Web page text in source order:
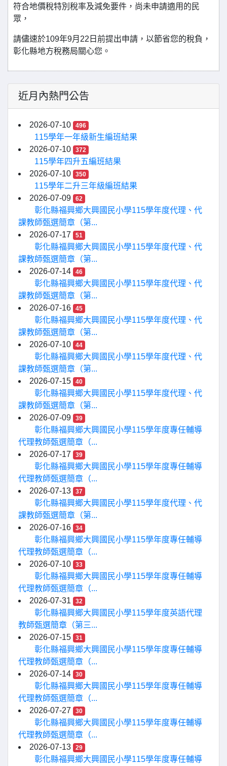
符合地價稅特別稅率及減免要件，尚未申請適用的民
眾，
請儘速於109年9月22日前提出申請，以節省您的稅負，
彰化縣地方稅務局關心您。
近月內熱門公告
2026-07-10 496
115學年一年級新生編班結果
2026-07-10
372
115學年四升五編班結果
2026-07-10
350
115學年二升三年級編班結果
2026-07-09
62
彰化縣福興鄉大興國民小學115學年度代理、代
課教師甄選簡章（第...
2026-07-17
51
彰化縣福興鄉大興國民小學115學年度代理、代
課教師甄選簡章（第...
2026-07-14
46
彰化縣福興鄉大興國民小學115學年度代理、代
課教師甄選簡章（第...
2026-07-16
45
彰化縣福興鄉大興國民小學115學年度代理、代
課教師甄選簡章（第...
2026-07-10
44
彰化縣福興鄉大興國民小學115學年度代理、代
課教師甄選簡章（第...
2026-07-15
40
彰化縣福興鄉大興國民小學115學年度代理、代
課教師甄選簡章（第...
2026-07-09
39
彰化縣福興鄉大興國民小學115學年度專任輔導
代理教師甄選簡章（...
2026-07-17
39
彰化縣福興鄉大興國民小學115學年度專任輔導
代理教師甄選簡章（...
2026-07-13
37
彰化縣福興鄉大興國民小學115學年度代理、代
課教師甄選簡章（第...
2026-07-16
34
彰化縣福興鄉大興國民小學115學年度專任輔導
代理教師甄選簡章（...
2026-07-10
33
彰化縣福興鄉大興國民小學115學年度專任輔導
代理教師甄選簡章（...
2026-07-31
32
彰化縣福興鄉大興國民小學115學年度英語代理
教師甄選簡章（第三...
2026-07-15
31
彰化縣福興鄉大興國民小學115學年度專任輔導
代理教師甄選簡章（...
2026-07-14
30
彰化縣福興鄉大興國民小學115學年度專任輔導
代理教師甄選簡章（...
2026-07-27
30
彰化縣福興鄉大興國民小學115學年度專任輔導
代理教師甄選簡章（...
2026-07-13
29
彰化縣福興鄉大興國民小學115學年度專任輔導